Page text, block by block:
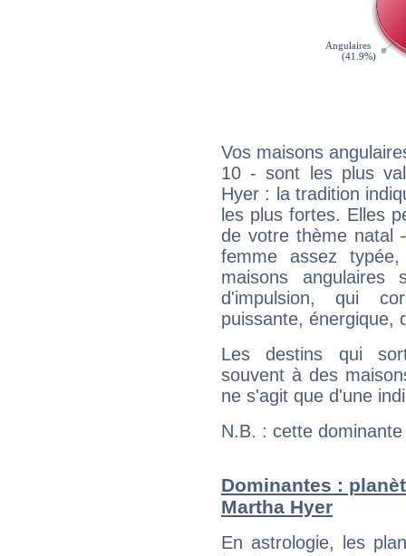
Vos maisons
10 - sont les plus
Hyer : la tradition
les plus fortes. Elles
de votre thème natal
femme assez
maisons
d'impulsion, qui
puissante, énergique,
Les destins qui
souvent à des
ne s'agit que d'une
N.B. : cette
Dominantes :
Martha Hyer
En astrologie, les